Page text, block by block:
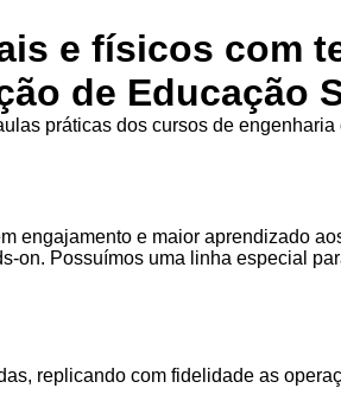
e físicos com
de Educação
práticas dos cursos de
engajamento e maior aprendizado
on. Possuímos uma linha especial
replicando com fidelidade as